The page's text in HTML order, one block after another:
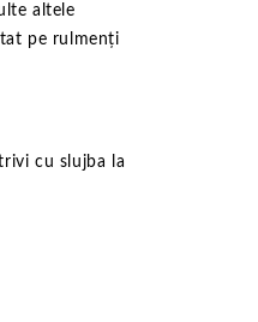
altele
pe rulmenți
cu slujba la